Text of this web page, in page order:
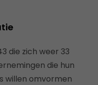
die zich weer 33
die hun
willen omvormen